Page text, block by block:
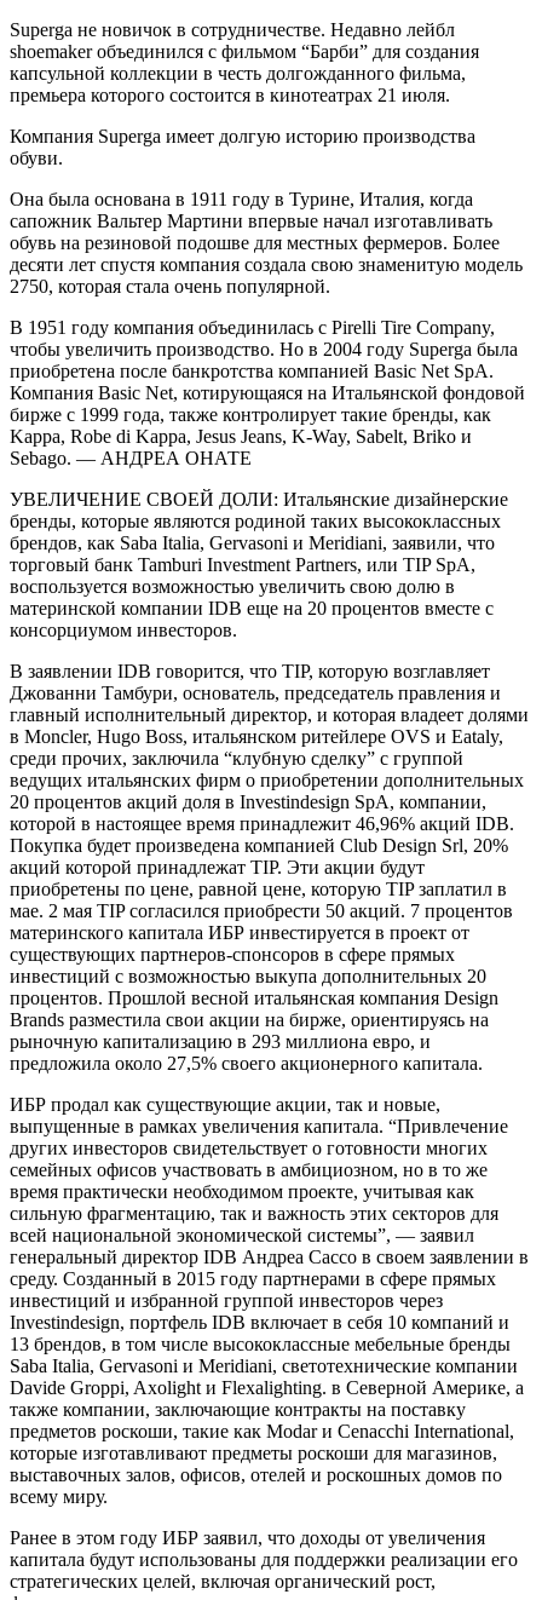
Superga не новичок в сотрудничестве. Недавно лейбл
shoemaker объединился с фильмом “Барби” для создания
капсульной коллекции в честь долгожданного фильма,
премьера которого состоится в кинотеатрах 21 июля.
Компания Superga имеет долгую историю производства
обуви.
Она была основана в 1911 году в Турине, Италия, когда
сапожник Вальтер Мартини впервые начал изготавливать
обувь на резиновой подошве для местных фермеров. Более
десяти лет спустя компания создала свою знаменитую модель
2750, которая стала очень популярной.
В 1951 году компания объединилась с Pirelli Tire Company,
чтобы увеличить производство. Но в 2004 году Superga была
приобретена после банкротства компанией Basic Net SpA.
Компания Basic Net, котирующаяся на Итальянской фондовой
бирже с 1999 года, также контролирует такие бренды, как
Kappa, Robe di Kappa, Jesus Jeans, K-Way, Sabelt, Briko и
Sebago. — АНДРЕА ОНАТЕ
УВЕЛИЧЕНИЕ СВОЕЙ ДОЛИ: Итальянские дизайнерские
бренды, которые являются родиной таких высококлассных
брендов, как Saba Italia, Gervasoni и Meridiani, заявили, что
торговый банк Tamburi Investment Partners, или TIP SpA,
воспользуется возможностью увеличить свою долю в
материнской компании IDB еще на 20 процентов вместе с
консорциумом инвесторов.
В заявлении IDB говорится, что TIP, которую возглавляет
Джованни Тамбури, основатель, председатель правления и
главный исполнительный директор, и которая владеет долями
в Moncler, Hugo Boss, итальянском ритейлере OVS и Eataly,
среди прочих, заключила “клубную сделку” с группой
ведущих итальянских фирм о приобретении дополнительных
20 процентов акций доля в Investindesign SpA, компании,
которой в настоящее время принадлежит 46,96% акций IDB.
Покупка будет произведена компанией Club Design Srl, 20%
акций которой принадлежат TIP. Эти акции будут
приобретены по цене, равной цене, которую TIP заплатил в
мае. 2 мая TIP согласился приобрести 50 акций. 7 процентов
материнского капитала ИБР инвестируется в проект от
существующих партнеров-спонсоров в сфере прямых
инвестиций с возможностью выкупа дополнительных 20
процентов. Прошлой весной итальянская компания Design
Brands разместила свои акции на бирже, ориентируясь на
рыночную капитализацию в 293 миллиона евро, и
предложила около 27,5% своего акционерного капитала.
ИБР продал как существующие акции, так и новые,
выпущенные в рамках увеличения капитала. “Привлечение
других инвесторов свидетельствует о готовности многих
семейных офисов участвовать в амбициозном, но в то же
время практически необходимом проекте, учитывая как
сильную фрагментацию, так и важность этих секторов для
всей национальной экономической системы”, — заявил
генеральный директор IDB Андреа Сассо в своем заявлении в
среду. Созданный в 2015 году партнерами в сфере прямых
инвестиций и избранной группой инвесторов через
Investindesign, портфель IDB включает в себя 10 компаний и
13 брендов, в том числе высококлассные мебельные бренды
Saba Italia, Gervasoni и Meridiani, светотехнические компании
Davide Groppi, Axolight и Flexalighting. в Северной Америке, а
также компании, заключающие контракты на поставку
предметов роскоши, такие как Modar и Cenacchi International,
которые изготавливают предметы роскоши для магазинов,
выставочных залов, офисов, отелей и роскошных домов по
всему миру.
Ранее в этом году ИБР заявил, что доходы от увеличения
капитала будут использованы для поддержки реализации его
стратегических целей, включая органический рост,